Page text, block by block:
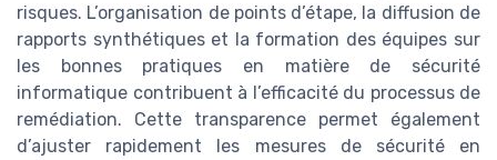
risques. L’organisation de points d’étape, la diffusion de
rapports synthétiques et la formation des équipes sur
les bonnes pratiques en matière de sécurité
informatique contribuent à l’efficacité du processus de
remédiation. Cette transparence permet également
d’ajuster rapidement les mesures de sécurité en